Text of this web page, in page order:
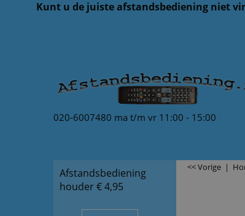
Kunt u de juiste afstandsbediening niet
020-6007480 ma t/m vr 11:00 - 15:00
Afstandsbediening
houder € 4,95
<< Vorige |